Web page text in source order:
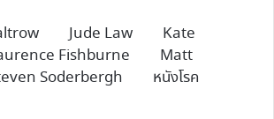
Jude Law
Kate
Fishburne
Matt
Soderbergh
หนังโรค